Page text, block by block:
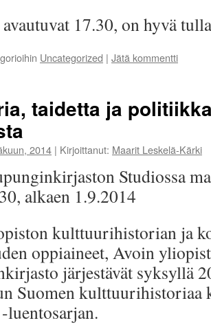
17.30, on hyvä
Uncategorized | Jätä kommentti
taidetta ja
2014 | Kirjoittanut: Maarit Leskelä-Kärki
Studiossa
alkaen 1.9.2014
kulttuurihistorian ja
oppiaineet, Avoin
järjestävät syksyllä
Suomen kulttuurihistoriaa
luentosarjan.